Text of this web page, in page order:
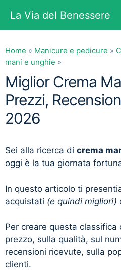
contenuto
La Via del Benessere
Home » Manicure e pedicure »
mani e unghie »
Miglior Crema
Prezzi,
2026
Sei alla ricerca di crema
oggi è la tua giornata
In questo articolo ti
acquistati (e quindi migliori)
Per creare questa classifica
prezzo, sulla qualità, sul
recensioni ricevute, sulla
clienti.